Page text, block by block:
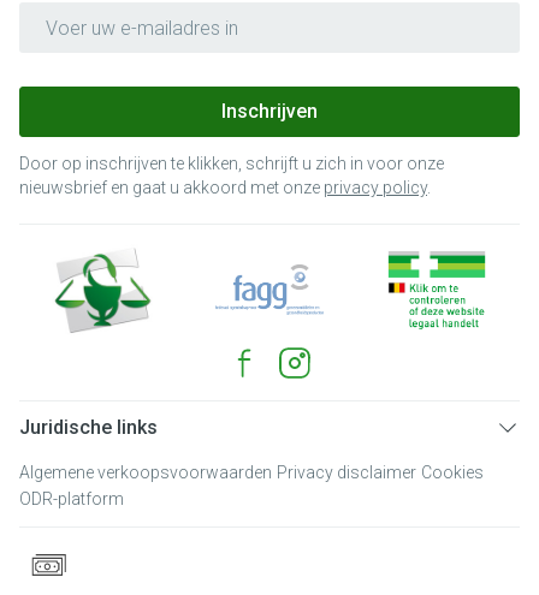
Inschrijven
Door op inschrijven te klikken, schrijft u zich in voor onze
nieuwsbrief en gaat u akkoord met onze privacy policy.
Juridische links
Algemene verkoopsvoorwaarden Privacy disclaimer Cookies
ODR-platform